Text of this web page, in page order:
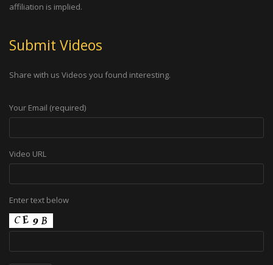
affiliation is implied.
Submit Videos
Share with us Videos you found interesting.
Your Email (required)
Video URL
Enter text below